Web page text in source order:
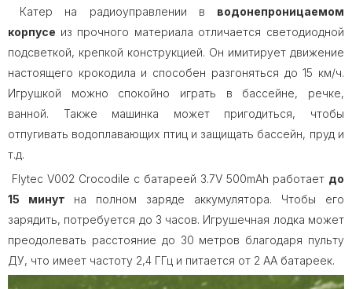
Катер на радиоуправлении в водонепроницаемом
корпусе из прочного материала отличается светодиодной
подсветкой, крепкой конструкцией. Он имитирует движение
настоящего крокодила и способен разгоняться до 15 км/ч.
Игрушкой можно спокойно играть в бассейне, речке,
ванной. Также машинка может пригодиться, чтобы
отпугивать водоплавающих птиц и защищать бассейн, пруд и
т.д.
Flytec V002 Crocodile с батареей 3.7V 500mAh работает до
15 минут на полном заряде аккумулятора. Чтобы его
зарядить, потребуется до 3 часов. Игрушечная лодка может
преодолевать расстояние до 30 метров благодаря пульту
ДУ, что имеет частоту 2,4 ГГц и питается от 2 АА батареек.